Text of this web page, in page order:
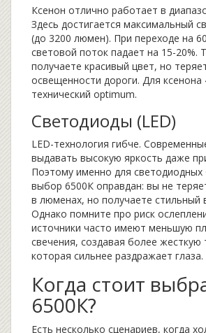
Ксенон отлично работает в
Здесь достигается максимальный
(до 3200 люмен). При переходе на
световой поток падает на 15-20%.
получаете красивый цвет, но
освещенности дороги. Для ксенона
технический optimum.
Светодиоды (LED)
LED-технология гибче.
выдавать высокую яркость даже
Поэтому именно для
выбор 6500К оправдан: вы не
в люменах, но получаете стильный
Однако помните про риск
источники часто имеют меньшую
свечения, создавая более жесткую
которая сильнее раздражает глаза.
Когда стоит
6500К?
Есть несколько сценариев, когда